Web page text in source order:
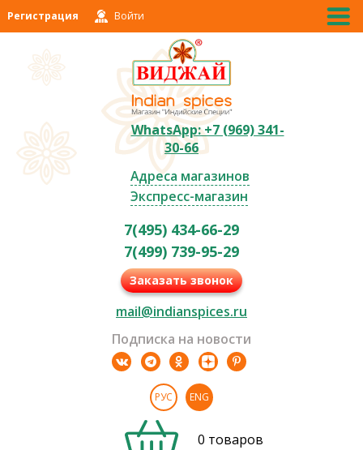
Регистрация Войти
WhatsApp: +7 (969) 341-
30-66
Адреса магазинов
Экспресс-магазин
7(495) 434-66-29
7(499) 739-95-29
Заказать звонок
mail@indianspices.ru
Подписка на новости
РУС ENG
0 товаров